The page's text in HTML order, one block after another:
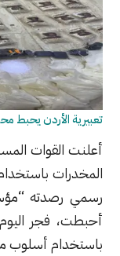
يحبط محاولة تهريب
المسلحة
باستخدام أسلوب
“مؤسسة جولان
اليوم الأحد،
أسلوب متطور عبر